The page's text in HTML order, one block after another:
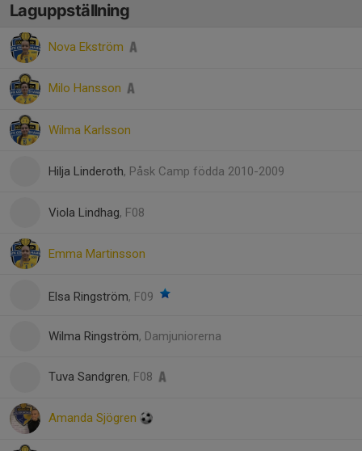
Laguppställning
Nova Ekström
Milo Hansson
Wilma Karlsson
Hilja Linderoth, Påsk Camp födda 2010-2009
Viola Lindhag, F08
Emma Martinsson
Elsa Ringström, F09
Wilma Ringström, Damjuniorerna
Tuva Sandgren, F08
Amanda Sjögren